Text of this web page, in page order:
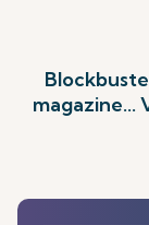
magazine...